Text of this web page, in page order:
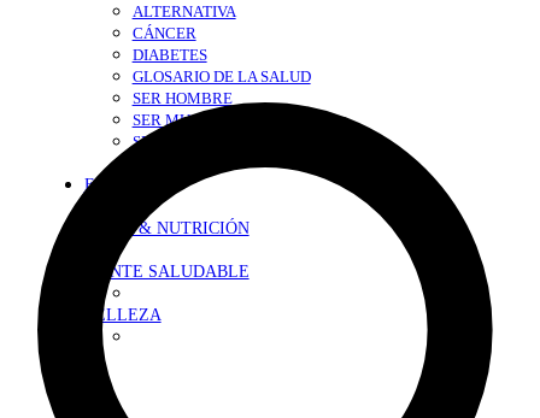
ALTERNATIVA
CÁNCER
DIABETES
GLOSARIO DE LA SALUD
SER HOMBRE
SER MUJER
SEXY-SALUD
EN FORMA
DIETA & NUTRICIÓN
MENTE SALUDABLE
BELLEZA